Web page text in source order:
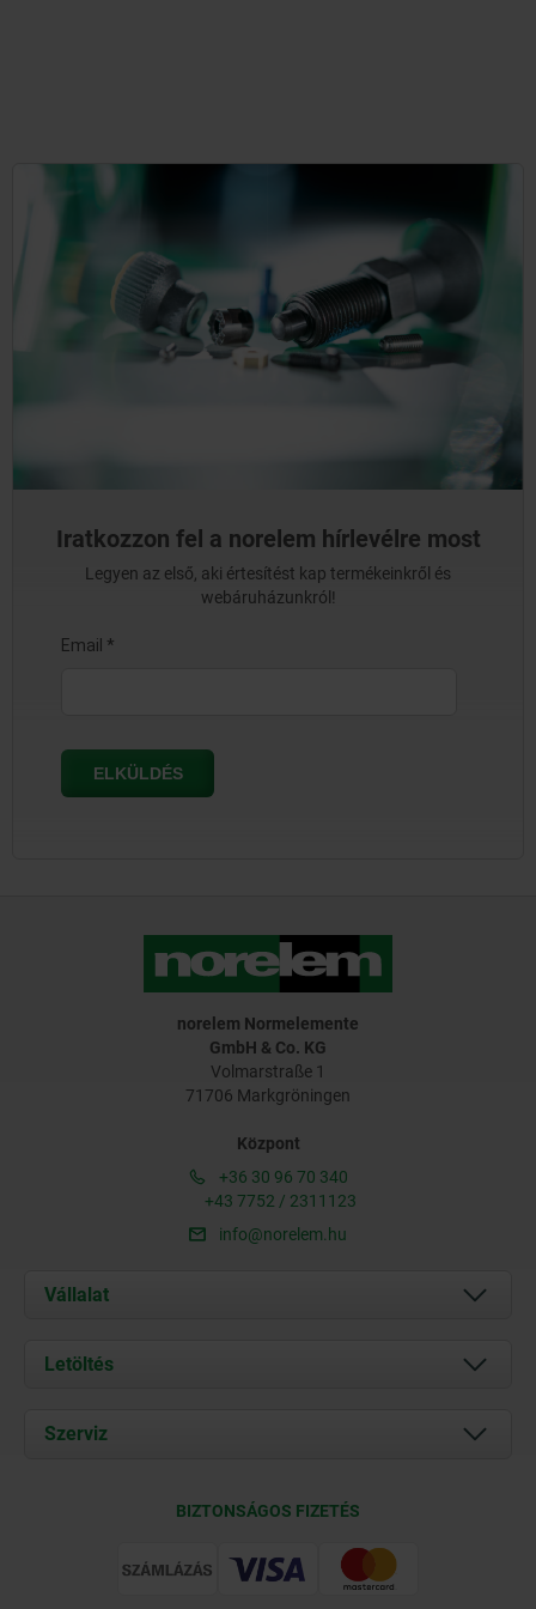
Iratkozzon fel a norelem hírlevélre most
Legyen az első, aki értesítést kap termékeinkről és
webáruházunkról!
norelem Normelemente
GmbH & Co. KG
Volmarstraße 1
71706 Markgröningen
Központ
+36 30 96 70 340
+43 7752 / 2311123
info@norelem.hu
Vállalat
Rólunk
Kapcsolat
Letöltés
Documents
Szerviz
BIZTONSÁGOS FIZETÉS